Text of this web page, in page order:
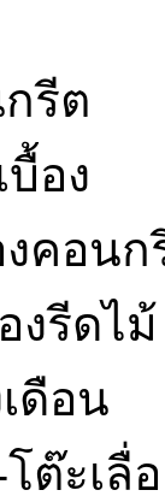
รีต
บื้อง
งคอนก
งรีดไม้
ดือน
ต๊ะเลื่